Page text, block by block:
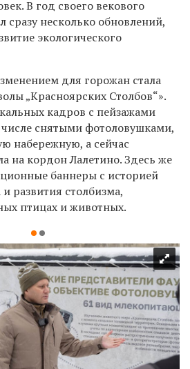
В год своего векового
сразу несколько обновлений,
экологического
для горожан стала
„Красноярских Столбов“».
кадров с пейзажами
снятыми фотоловушками,
набережную, а сейчас
на кордон Лалетино. Здесь же
баннеры с историей
развития столбизма,
птицах и животных.